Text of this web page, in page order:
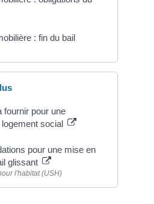
: fin du bail
fournir pour une
social
pour une mise en
glissant
l'habitat (USH)